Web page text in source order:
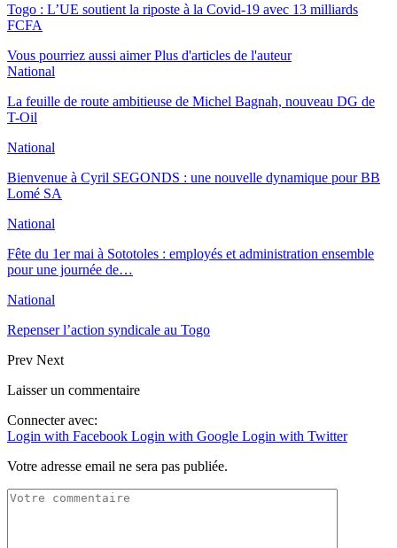
Togo : L’UE soutient la riposte à la Covid-19 avec 13 milliards
FCFA
Vous pourriez aussi aimer Plus d'articles de l'auteur
National
La feuille de route ambitieuse de Michel Bagnah, nouveau DG de
T-Oil
National
Bienvenue à Cyril SEGONDS : une nouvelle dynamique pour BB
Lomé SA
National
Fête du 1er mai à Sototoles : employés et administration ensemble
pour une journée de…
National
Repenser l’action syndicale au Togo
Prev Next
Laisser un commentaire
Connecter avec:
Login with Facebook Login with Google Login with Twitter
Votre adresse email ne sera pas publiée.